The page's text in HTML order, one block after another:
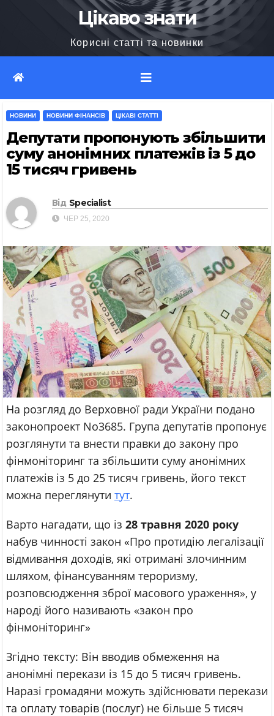
Цікаво знати
Корисні статті та новинки
НОВИНИ НОВИНИ ФІНАНСІВ ЦІКАВІ СТАТТІ
Депутати пропонують збільшити
суму анонімних платежів із 5 до
15 тисяч гривень
Від Specialist
ЧЕР 25, 2020
На розгляд до Верховної ради України подано
законопроект No3685. Група депутатів пропонує
розглянути та внести правки до закону про
фінмоніторинг та збільшити суму анонімних
платежів із 5 до 25 тисяч гривень, його текст
можна переглянути тут.
Варто нагадати, що із 28 травня 2020 року
набув чинності закон «Про протидію легалізації
відмивання доходів, які отримані злочинним
шляхом, фінансуванням тероризму,
розповсюдження зброї масового ураження», у
народі його називають «закон про
фінмоніторинг»
Згідно тексту: Він вводив обмеження на
анонімні перекази із 15 до 5 тисяч гривень.
Наразі громадяни можуть здійснювати перекази
та оплату товарів (послуг) не більше 5 тисяч